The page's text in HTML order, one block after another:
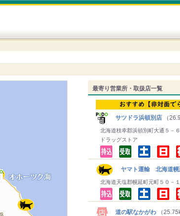
最寄り営業所・取扱店一覧
サツドラ浜頓別店 （
北海道枝幸郡浜頓別町大通５－６
ドラッグストア
ヤマト運輸 北海道幌
北海道天塩郡幌延町元町５０－１
道の駅なかがわ （